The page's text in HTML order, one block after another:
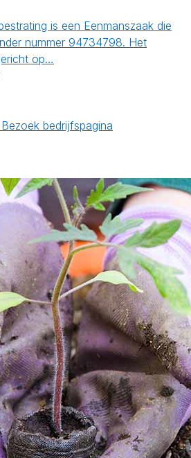
is een Eenmanszaak die
nummer 94734798. Het
op…
Bezoek bedrijfspagina